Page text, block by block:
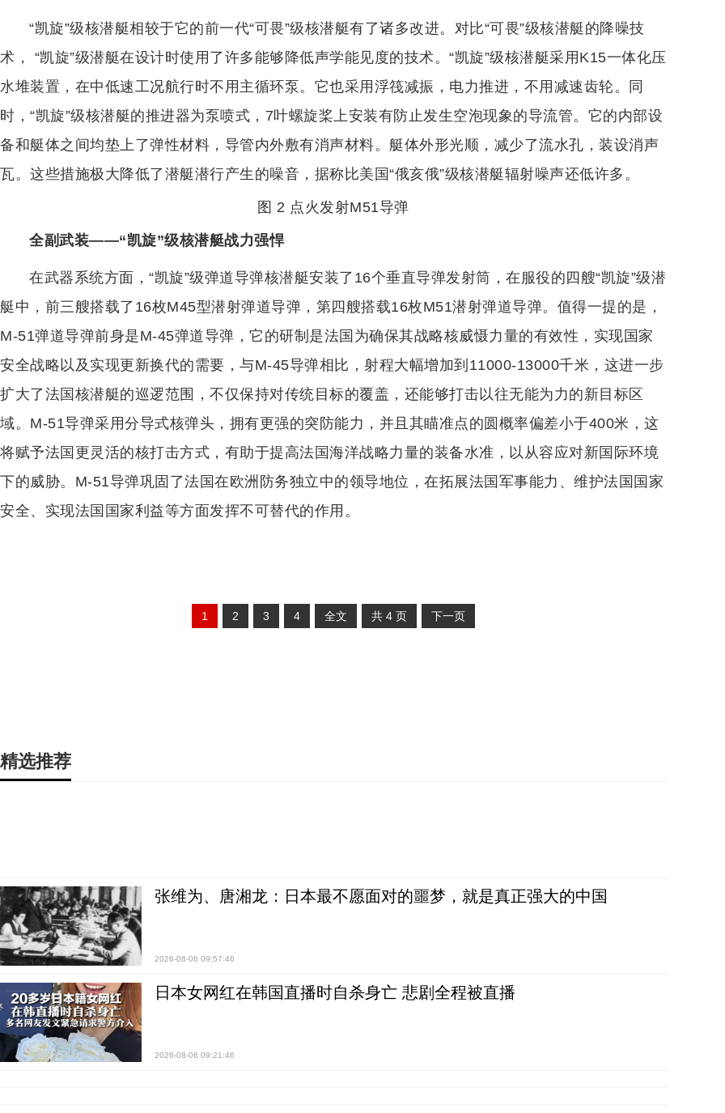
“凯旋”级核潜艇相较于它的前一代“可畏”级核潜艇有了诸多改进。对比“可畏”级核潜艇的降噪技
术， “凯旋”级潜艇在设计时使用了许多能够降低声学能见度的技术。“凯旋”级核潜艇采用K15一体化压
水堆装置，在中低速工况航行时不用主循环泵。它也采用浮筏减振，电力推进，不用减速齿轮。同
时，“凯旋”级核潜艇的推进器为泵喷式，7叶螺旋桨上安装有防止发生空泡现象的导流管。它的内部设
备和艇体之间均垫上了弹性材料，导管内外敷有消声材料。艇体外形光顺，减少了流水孔，装设消声
瓦。这些措施极大降低了潜艇潜行产生的噪音，据称比美国“俄亥俄”级核潜艇辐射噪声还低许多。
图 2 点火发射M51导弹
全副武装——“凯旋”级核潜艇战力强悍
在武器系统方面，“凯旋”级弹道导弹核潜艇安装了16个垂直导弹发射筒，在服役的四艘“凯旋”级潜
艇中，前三艘搭载了16枚M45型潜射弹道导弹，第四艘搭载16枚M51潜射弹道导弹。值得一提的是，
M-51弹道导弹前身是M-45弹道导弹，它的研制是法国为确保其战略核威慑力量的有效性，实现国家
安全战略以及实现更新换代的需要，与M-45导弹相比，射程大幅增加到11000-13000千米，这进一步
扩大了法国核潜艇的巡逻范围，不仅保持对传统目标的覆盖，还能够打击以往无能为力的新目标区
域。M-51导弹采用分导式核弹头，拥有更强的突防能力，并且其瞄准点的圆概率偏差小于400米，这
将赋予法国更灵活的核打击方式，有助于提高法国海洋战略力量的装备水准，以从容应对新国际环境
下的威胁。M-51导弹巩固了法国在欧洲防务独立中的领导地位，在拓展法国军事能力、维护法国国家
安全、实现法国国家利益等方面发挥不可替代的作用。
1 2 3 4 全文 共 4 页 下一页
精选推荐
张维为、唐湘龙：日本最不愿面对的噩梦，就是真正强大的中国
2026-08-06 09:57:46
日本女网红在韩国直播时自杀身亡 悲剧全程被直播
2026-08-06 09:21:46